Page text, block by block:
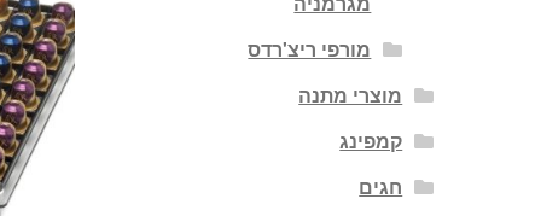
מורפי ריצ'רדס
מוצרי מתנה
קמפינג
חגים